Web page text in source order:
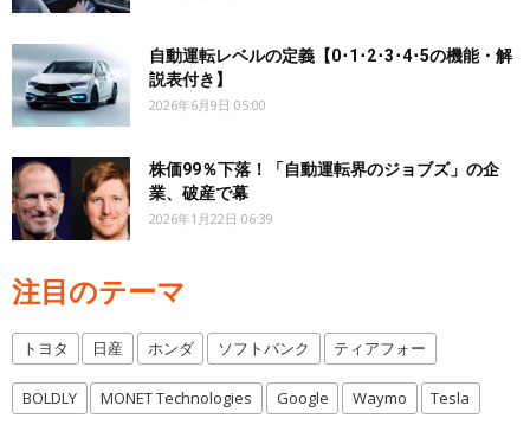
自動運転レベルの定義【0･1･2･3･4･5の機能・解
説表付き】
2026年6月9日 05:00
株価99％下落！「自動運転界のジョブズ」の企
業、破産で幕
2026年1月22日 06:39
注目のテーマ
トヨタ 日産 ホンダ ソフトバンク ティアフォー
BOLDLY MONET Technologies Google Waymo Tesla